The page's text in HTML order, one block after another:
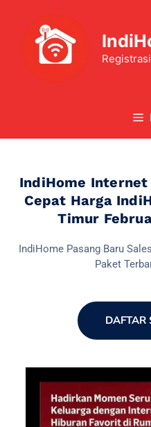
IndiHome Internet
Cepat Harga
Timur
IndiHome Pasang Baru
Paket
DAFTAR